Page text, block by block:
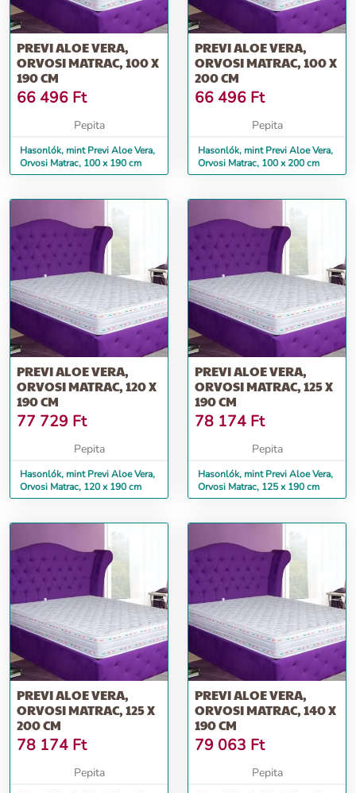
További információ>>
PREVI ALOE VERA,
ORVOSI MATRAC, 100 X
190 CM
66 496 Ft
Pepita
Hasonlók, mint Previ Aloe Vera,
Orvosi Matrac, 100 x 190 cm
PREVI ALOE VERA,
ORVOSI MATRAC, 100 X
200 CM
66 496 Ft
Pepita
Hasonlók, mint Previ Aloe Vera,
Orvosi Matrac, 100 x 200 cm
PREVI ALOE VERA,
ORVOSI MATRAC, 120 X
190 CM
77 729 Ft
Pepita
Hasonlók, mint Previ Aloe Vera,
Orvosi Matrac, 120 x 190 cm
PREVI ALOE VERA,
ORVOSI MATRAC, 125 X
190 CM
78 174 Ft
Pepita
Hasonlók, mint Previ Aloe Vera,
Orvosi Matrac, 125 x 190 cm
PREVI ALOE VERA,
ORVOSI MATRAC, 125 X
200 CM
78 174 Ft
Pepita
PREVI ALOE VERA,
ORVOSI MATRAC, 140 X
190 CM
79 063 Ft
Pepita